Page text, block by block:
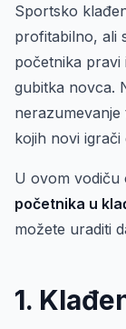
Sportsko
profitabilno, ali
početnika pravi
gubitka novca.
kojih novi
U ovom vodiču
početnika u
možete uraditi
1.